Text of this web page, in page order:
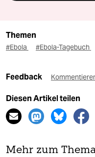
Themen
#Ebola #Ebola-Tagebuch
Feedback
Diesen Artikel teilen
Mehr zum